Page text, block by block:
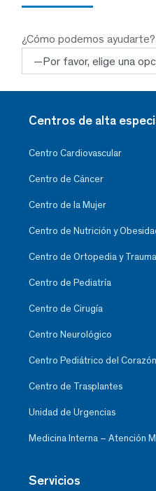
¿Cómo podemos ayudarte?
Centros de alta
Centro Cardiovascular
Centro de Cáncer
Centro de la Mujer
Centro de Nutrición y
Centro de Ortopedia y
Centro de Pediatría
Centro de Cirugía
Centro Neurológico
Centro Pediátrico del Corazón
Centro de Trasplantes
Unidad de Urgencias
Medicina Interna – Atención
Servicios